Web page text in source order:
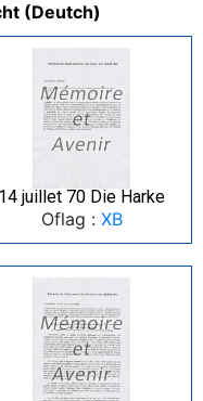
(Deutch)
14 juillet 70 Die Harke
Oflag : XB